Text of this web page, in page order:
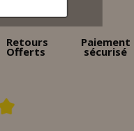
Retours
Offerts
Paiement
sécurisé